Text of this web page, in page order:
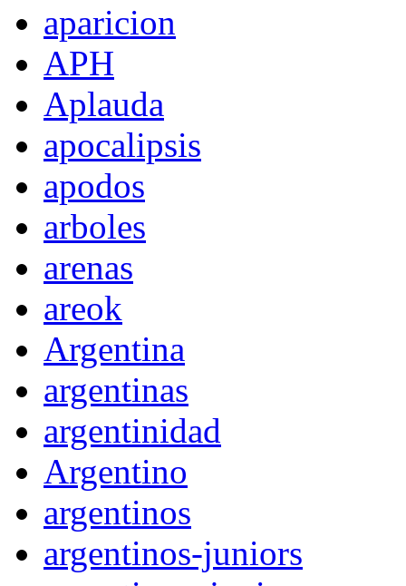
aparicion
APH
Aplauda
apocalipsis
apodos
arboles
arenas
areok
Argentina
argentinas
argentinidad
Argentino
argentinos
argentinos-juniors